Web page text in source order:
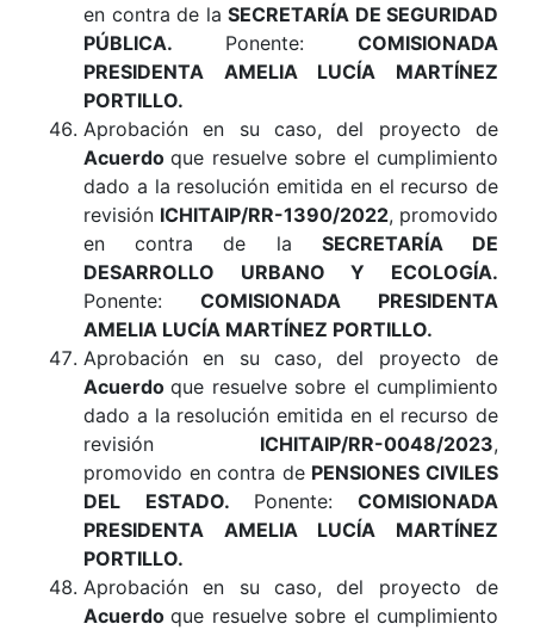
en contra de la SECRETARÍA DE SEGURIDAD
PÚBLICA. Ponente: COMISIONADA
PRESIDENTA AMELIA LUCÍA MARTÍNEZ
PORTILLO.
Aprobación en su caso, del proyecto de
Acuerdoque resuelve sobre el cumplimiento
dado a la resolución emitida en el recurso de
revisión ICHITAIP/RR-1390/2022, promovido
en contra de la SECRETARÍA DE
DESARROLLO URBANO Y ECOLOGÍA.
Ponente: COMISIONADA PRESIDENTA
AMELIA LUCÍA MARTÍNEZ PORTILLO.
Aprobación en su caso, del proyecto de
Acuerdoque resuelve sobre el cumplimiento
dado a la resolución emitida en el recurso de
revisión ICHITAIP/RR-0048/2023,
promovido en contra de PENSIONES CIVILES
DEL ESTADO. Ponente: COMISIONADA
PRESIDENTA AMELIA LUCÍA MARTÍNEZ
PORTILLO.
Aprobación en su caso, del proyecto de
Acuerdoque resuelve sobre el cumplimiento